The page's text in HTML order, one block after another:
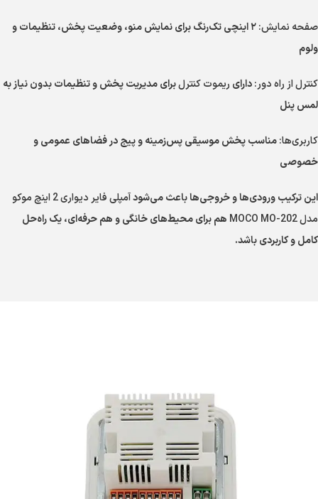
صفحه نمایش:
۲ اینچی تک‌رنگ برای نمایش منو، وضعیت پخش، تنظیمات و
ولوم
کنترل از راه دور:دارای ریموت کنترلبرای مدیریت پخش و تنظیمات بدون نیاز به
لمس پنل
کاربری‌ها:مناسب پخش موسیقی پس‌زمینه و پیج در فضاهای عمومی و
خصوصی
این ترکیب ورودی‌ها و خروجی‌ها باعث می‌شود
آمپلی فایر دیواری 2 اینچ موکو
مدل MOCO MO-202
هم برای محیط‌های خانگی و هم حرفه‌ای، یک راه‌حل
کامل و کاربردی باشد.